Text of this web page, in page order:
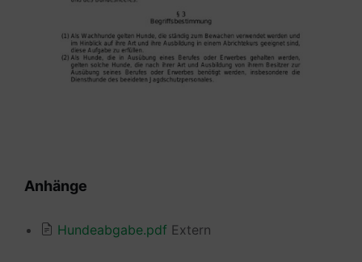
Anhänge
Hundeabgabe.pdf Extern